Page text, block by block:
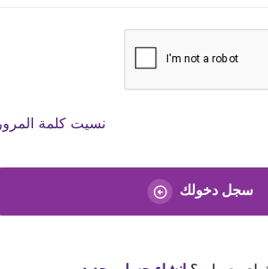
نسيت كلمة
سجل دخولك